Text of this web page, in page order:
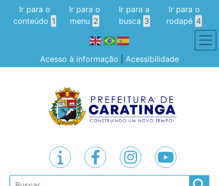
Ir para o
conteúdo 1
Ir para o
menu 2
Ir para a
busca 3
Ir para o
rodapé 4
Acesso à informação Acessibilidade
Pesquisar